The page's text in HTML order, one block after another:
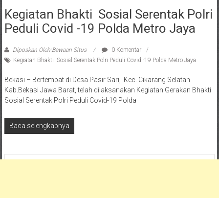
Kegiatan Bhakti Sosial Serentak Polri
Peduli Covid -19 Polda Metro Jaya
Diposkan Oleh:Bawaan Situs
0 Komentar
Kegiatan Bhakti Sosial Serentak Polri Peduli Covid -19 Polda Metro Jaya
Bekasi – Bertempat di Desa Pasir Sari, Kec. Cikarang Selatan
Kab.Bekasi Jawa Barat, telah dilaksanakan Kegiatan Gerakan Bhakti
Sosial Serentak Polri Peduli Covid-19 Polda
Baca selengkapnya